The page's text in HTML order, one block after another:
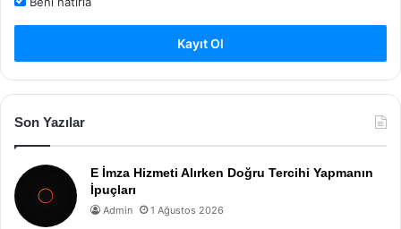
Kayıt Ol
Son Yazılar
E İmza Hizmeti Alırken Doğru Tercihi Yapmanın
İpuçları
Admin 1 Ağustos 2026